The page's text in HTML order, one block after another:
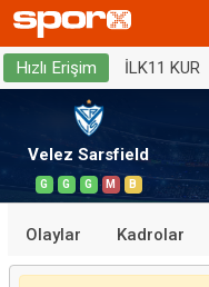
Hızlı Erişim İLK11 KUR
Velez Sarsfield
G G G M B
Olaylar Kadrolar